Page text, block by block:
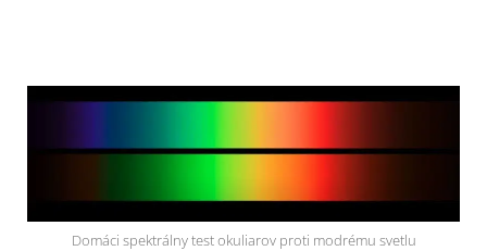
Domáci spektrálny test okuliarov proti modrému svetlu